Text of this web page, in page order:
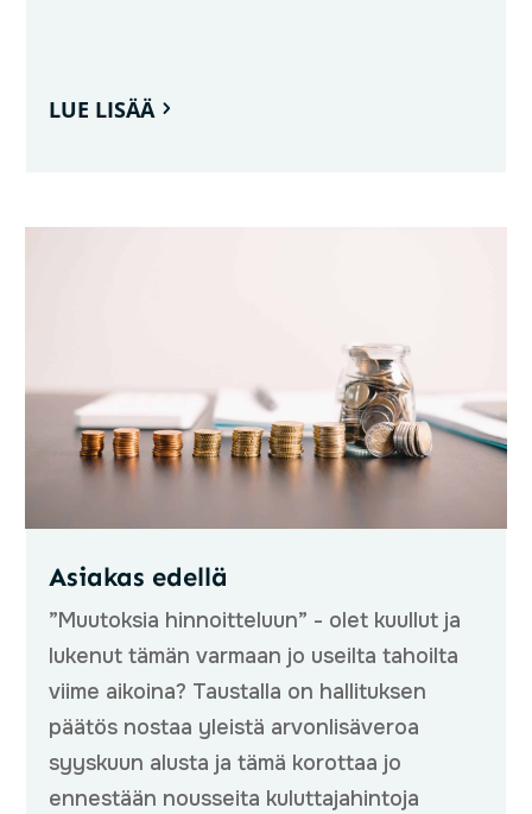
LUE LISÄÄ
Asiakas edellä
”Muutoksia hinnoitteluun” - olet kuullut ja
lukenut tämän varmaan jo useilta tahoilta
viime aikoina? Taustalla on hallituksen
päätös nostaa yleistä arvonlisäveroa
syyskuun alusta ja tämä korottaa jo
ennestään nousseita kuluttajahintoja